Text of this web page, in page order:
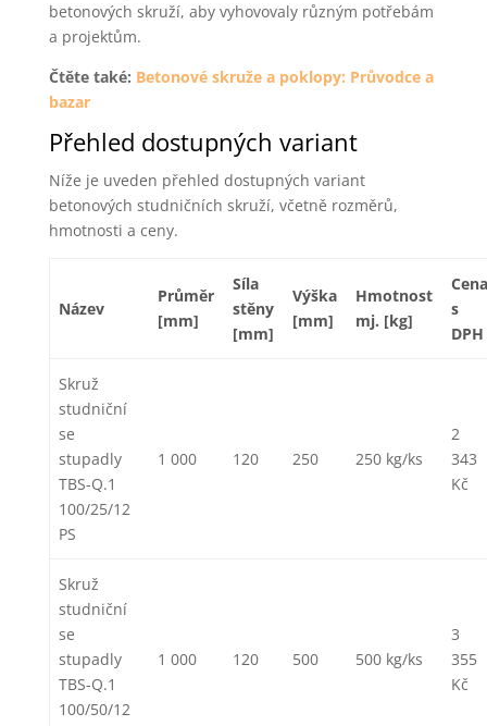
betonových skruží, aby vyhovovaly různým potřebám
a projektům.
Čtěte také: Betonové skruže a poklopy: Průvodce a
bazar
Přehled dostupných variant
Níže je uveden přehled dostupných variant
betonových studničních skruží, včetně rozměrů,
hmotnosti a ceny.
Název
Průměr
[mm]
Síla
stěny
[mm]
Výška
[mm]
Hmotnost
mj. [kg]
Cena
s
DPH
Skruž
studniční
se
stupadly
TBS-Q.1
100/25/12
PS
1 000 120 250 250 kg/ks
2
343
Kč
Skruž
studniční
se
stupadly
TBS-Q.1
100/50/12
1 000 120 500 500 kg/ks
3
355
Kč